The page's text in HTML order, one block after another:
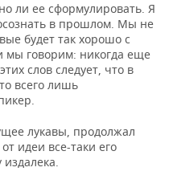
ли ее сформулировать. Я
в прошлом. Мы не
будет так хорошо с
мы говорим: никогда еще
слов следует, что в
всего лишь
лукавы, продолжал
идеи все-таки его